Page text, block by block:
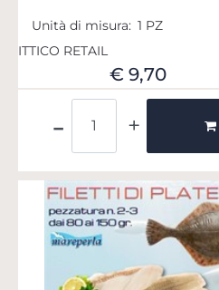
Unità di misura: 1 PZ
ITTICO RETAIL
€ 9,70